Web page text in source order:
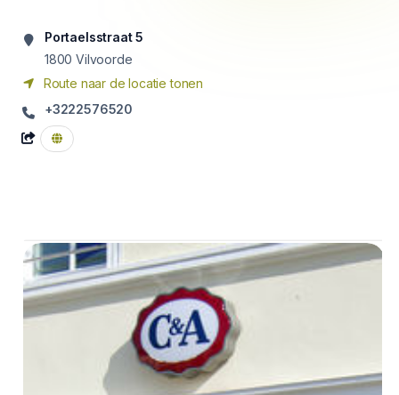
Portaelsstraat 5
1800 Vilvoorde
Route naar de locatie tonen
+3222576520